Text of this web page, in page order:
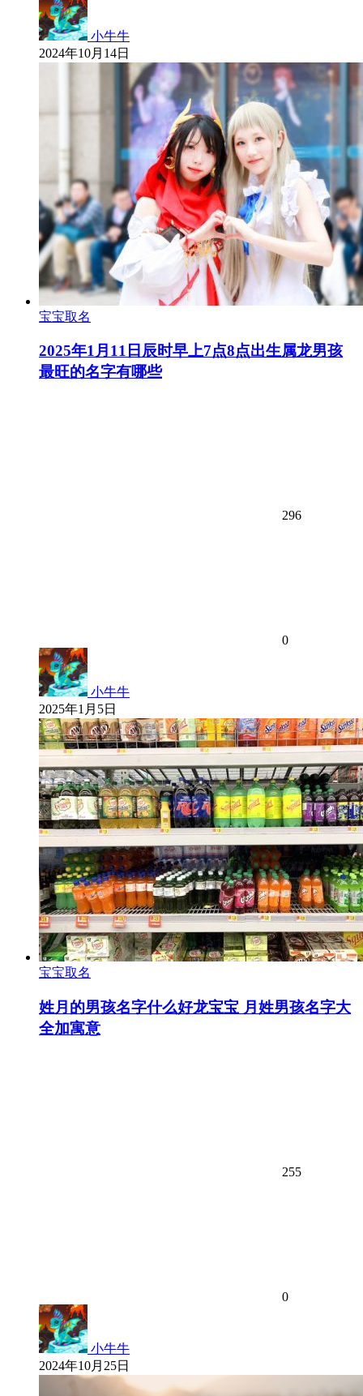
小牛牛
2024年10月14日
宝宝取名
2025年1月11日辰时早上7点8点出生属龙男孩
最旺的名字有哪些
296
0
小牛牛
2025年1月5日
宝宝取名
姓月的男孩名字什么好龙宝宝 月姓男孩名字大
全加寓意
255
0
小牛牛
2024年10月25日